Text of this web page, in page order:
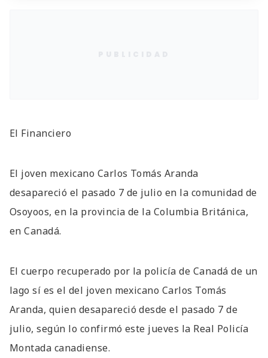
El Financiero
El joven mexicano Carlos Tomás Aranda
desapareció el pasado 7 de julio en la comunidad de
Osoyoos, en la provincia de la Columbia Británica,
en Canadá.
El cuerpo recuperado por la policía de Canadá de un
lago sí es el del joven mexicano Carlos Tomás
Aranda, quien desapareció desde el pasado 7 de
julio, según lo confirmó este jueves la Real Policía
Montada canadiense.